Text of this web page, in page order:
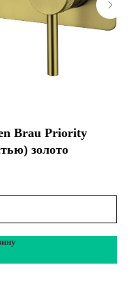
Brau Priority
золото